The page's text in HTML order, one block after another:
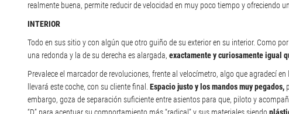
realmente buena, permite reducir de velocidad en muy poco tiempo y ofreciendo
INTERIOR
Todo en sus sitio y con algún que otro guiño de su exterior en su interior. Como
una redonda y la de su derecha es alargada, exactamente y curiosamente igual
Prevalece el marcador de revoluciones, frente al velocímetro, algo que agradecí
llevará este coche, con su cliente final. Espacio justo y los mandos muy pegados,
embargo, goza de separación suficiente entre asientos para que, piloto y